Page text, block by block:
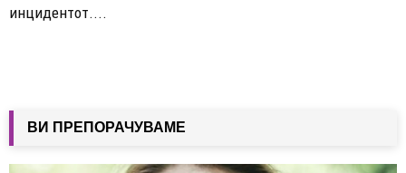
инцидентот....
ВИ ПРЕПОРАЧУВАМЕ